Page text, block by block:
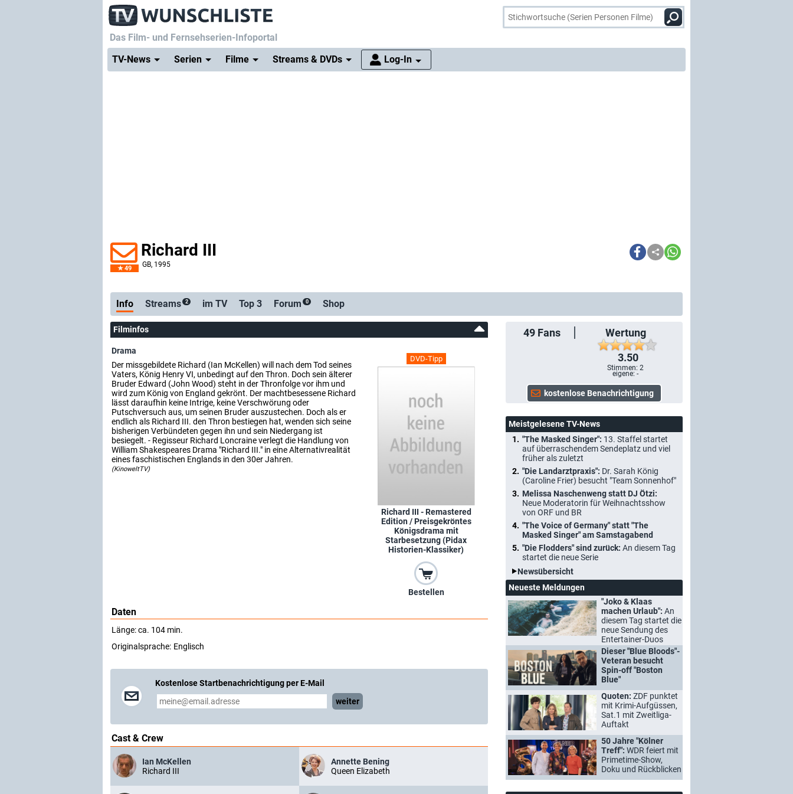
Das Film- und Fernsehserien-Infoportal
TV-News
Serien Filme Streams & DVDs Log-In
49
Richard III
GB, 1995
Info Streams 2 im TV Top 3 Forum 0 Shop
49 Fans
Wertung
3.50
Stimmen:2
eigene: -
Filminfos
DVD-Tipp
Richard III - Remastered
Edition / Preisgekröntes
Königsdrama mit
Starbesetzung (Pidax
Historien-Klassiker)
Bestellen
Drama
Der missgebildete Richard (Ian McKellen) will nach dem Tod seines
Vaters, König Henry VI, unbedingt auf den Thron. Doch sein älterer
Bruder Edward (John Wood) steht in der Thronfolge vor ihm und
wird zum König von England gekrönt. Der machtbesessene Richard
lässt daraufhin keine Intrige, keine Verschwörung oder
Putschversuch aus, um seinen Bruder auszustechen. Doch als er
endlich als Richard III. den Thron bestiegen hat, wenden sich seine
bisherigen Verbündeten gegen ihn und sein Niedergang ist
besiegelt. - Regisseur Richard Loncraine verlegt die Handlung von
William Shakespeares Drama "Richard III." in eine Alternativrealität
eines faschistischen Englands in den 30er Jahren.
(KinoweltTV)
Daten
Länge: ca. 104 min.
Originalsprache: Englisch
Kostenlose Startbenachrichtigung per E-Mail
weiter
Cast & Crew
Ian McKellen
Richard III
Annette Bening
Queen Elizabeth
Meistgelesene TV-News
"The Masked Singer": 13. Staffel startet
auf überraschendem Sendeplatz und viel
früher als zuletzt
"Die Landarztpraxis": Dr. Sarah König
(Caroline Frier) besucht "Team Sonnenhof"
Melissa Naschenweng statt DJ Ötzi:
Neue Moderatorin für Weihnachtsshow
von ORF und BR
"The Voice of Germany" statt "The
Masked Singer" am Samstagabend
"Die Flodders" sind zurück: An diesem Tag
startet die neue Serie
Newsübersicht
Neueste Meldungen
"Joko & Klaas
machen Urlaub": An
diesem Tag startet die
neue Sendung des
Entertainer-Duos
Dieser "Blue Bloods"-
Veteran besucht
Spin-off "Boston
Blue"
Quoten: ZDF punktet
mit Krimi-Aufgüssen,
Sat.1 mit Zweitliga-
Auftakt
50 Jahre "Kölner
Treff": WDR feiert mit
Primetime-Show,
Doku und Rückblicken